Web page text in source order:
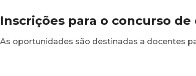
Inscrições para o concurso
As oportunidades são destinadas a docentes